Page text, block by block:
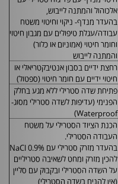
אלכוהול והמתנה לייבוש,
בהעדר מנדף- ניקוי וחיטוי משטח
עבודה/עגלת טיפולים עם מגבון חיטוי
וחומר חיטוי (אמוניום או כלור)
והמתנה לייבוש
רחצת ידיים בסבון אנטיבקטריאלי או
חיטוי ידיים עם חומר חיטוי (ספטול)
פתיחת שדה סטרילי ללא מגע בחלק
הפנימי (עדיפות לשדה סטרילי מסוג-
Waterproof
)
הכנת הציוד הסטרילי על משטח
העבודה הסטרילי.
בהעדר מזרק סטרילי עםNaCl 0.9%
להכין מזרק ומחט לשאיבה סטריליים
על השדה הסטרילי ובקבוק עם סליין
(אין להניח בשדה הסטרילי)